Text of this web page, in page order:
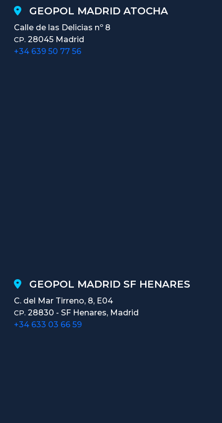
GEOPOL MADRID ATOCHA
Calle de las Delicias nº 8
CP. 28045 Madrid
+34 639 50 77 56
GEOPOL MADRID SF HENARES
C. del Mar Tirreno, 8, E04
CP. 28830 - SF Henares, Madrid
+34 633 03 66 59